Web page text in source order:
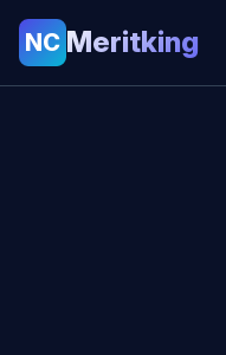
NC Meritking